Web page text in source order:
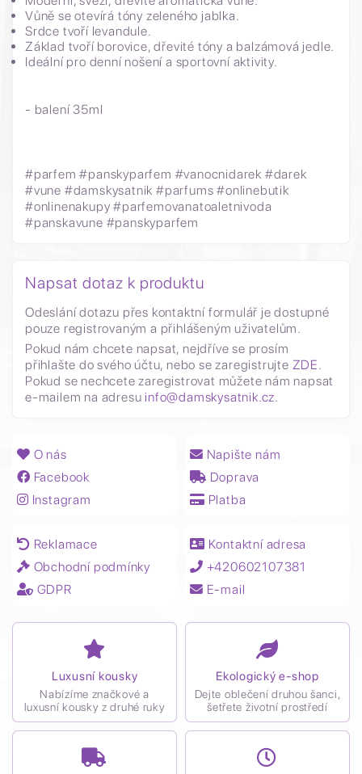
Vůně se otevírá tóny zeleného jablka.
Srdce tvoří levandule.
Základ tvoří borovice, dřevité tóny a balzámová jedle.
Ideální pro denní nošení a sportovní aktivity.
- balení 35ml
#parfem #panskyparfem #vanocnidarek #darek
#vune #damskysatnik #parfums #onlinebutik
#onlinenakupy #parfemovanatoaletnivoda
#panskavune #panskyparfem
Napsat dotaz k produktu
Odeslání dotazu přes kontaktní formulář je dostupné
pouze registrovaným a přihlášeným uživatelům.
Pokud nám chcete napsat, nejdříve se prosím
přihlašte do svého účtu, nebo se zaregistrujte ZDE.
Pokud se nechcete zaregistrovat můžete nám napsat
e-mailem na adresu info@damskysatnik.cz.
O nás
Facebook
Instagram
Napište nám
Doprava
Platba
Reklamace
Obchodní podmínky
GDPR
Kontaktní adresa
+420602107381
E-mail
Luxusní kousky
Nabízíme značkové a
luxusní kousky z druhé ruky
Ekologický e-shop
Dejte oblečení druhou šanci,
šetřete životní prostředí